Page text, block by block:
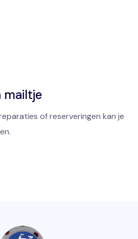
mailtje
of reserveringen kan je